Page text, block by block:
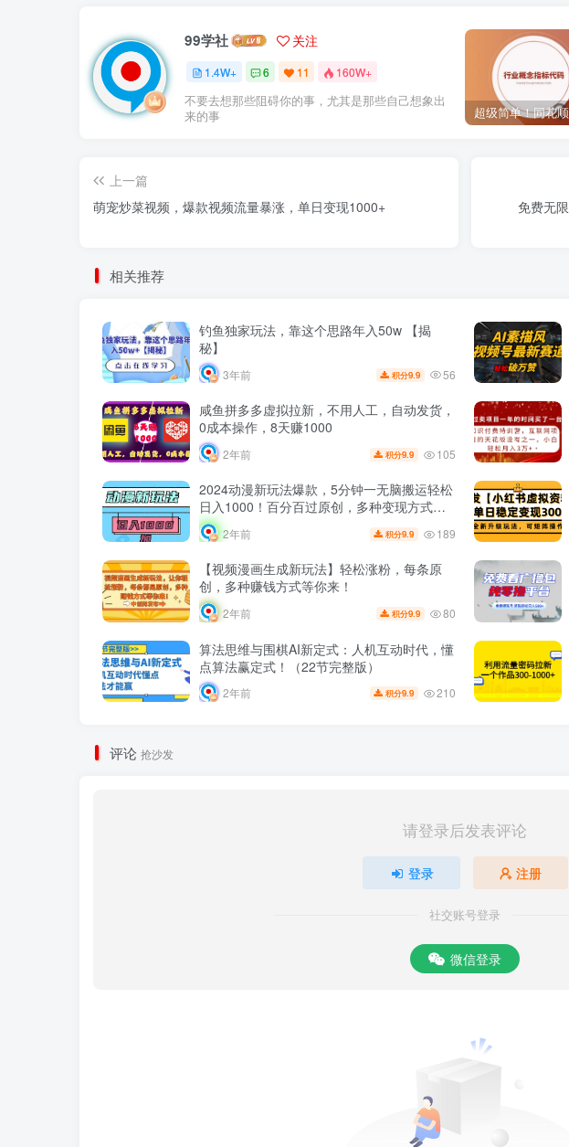
99学社 关注
1.4W+ 6 11 160W+
不要去想那些阻碍你的事，尤其是那些自己想象出
来的事
上一篇
萌宠炒菜视频，爆款视频流量暴涨，单日变现1000+
免费无
相关推荐
钓鱼独家玩法，靠这个思路年入50w 【揭
秘】
3年前 积分9.9 56
咸鱼拼多多虚拟拉新，不用人工，自动发货，
0成本操作，8天赚1000
2年前 积分9.9 105
2024动漫新玩法爆款，5分钟一无脑搬运轻松
日入1000！百分百过原创，多种变现方式揭
秘！
2年前 积分9.9 189
【视频漫画生成新玩法】轻松涨粉，每条原
创，多种赚钱方式等你来！
2年前 积分9.9 80
算法思维与围棋AI新定式：人机互动时代，懂
点算法赢定式！（22节完整版）
2年前 积分9.9 210
评论 抢沙发
请登录后发表评论
登录 注册
社交账号登录
微信登录